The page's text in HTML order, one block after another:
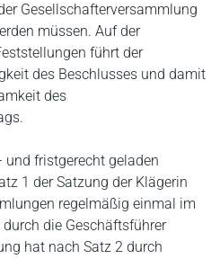
Gesellschafterversammlung
müssen. Auf der
führt der
des Beschlusses und damit
des
und fristgerecht geladen
1 der Satzung der Klägerin
regelmäßig einmal im
die Geschäftsführer
hat nach Satz 2 durch